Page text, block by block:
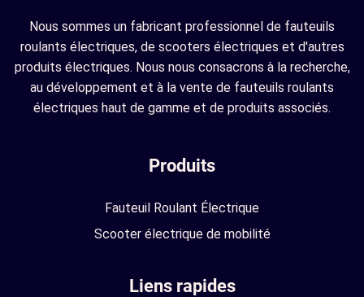
Nous sommes un fabricant professionnel de fauteuils
roulants électriques, de scooters électriques et d'autres
produits électriques. Nous nous consacrons à la recherche,
au développement et à la vente de fauteuils roulants
électriques haut de gamme et de produits associés.
Produits
Fauteuil Roulant Électrique
Scooter électrique de mobilité
Liens rapides